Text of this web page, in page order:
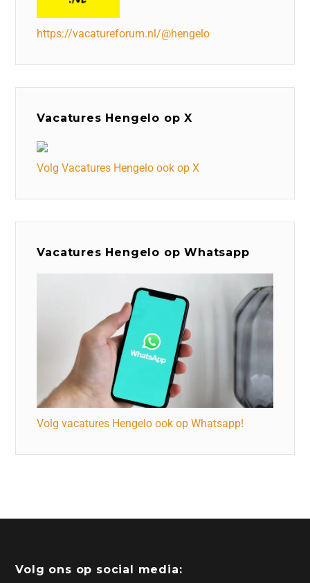
https://vacatureforum.nl/@hengelo
Vacatures Hengelo op X
Volg Vacatures Hengelo ook op X
Vacatures Hengelo op Whatsapp
Volg vacatures Hengelo ook op Whatsapp!
Volg ons op social media: